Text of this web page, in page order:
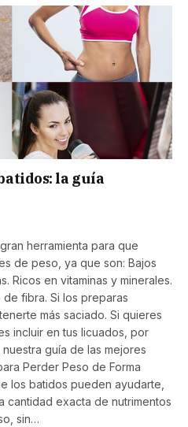
la guía
herramienta para que
de peso, ya que son: Bajos
Ricos en vitaminas y minerales.
fibra. Si los preparas
más saciado. Si quieres
incluir en tus licuados, por
guía de las mejores
Perder Peso de Forma
los batidos pueden ayudarte,
exacta de nutrimentos
sin…